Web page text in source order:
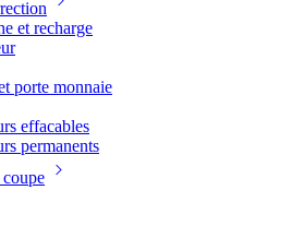
et recharge
porte monnaie
effacables
permanents